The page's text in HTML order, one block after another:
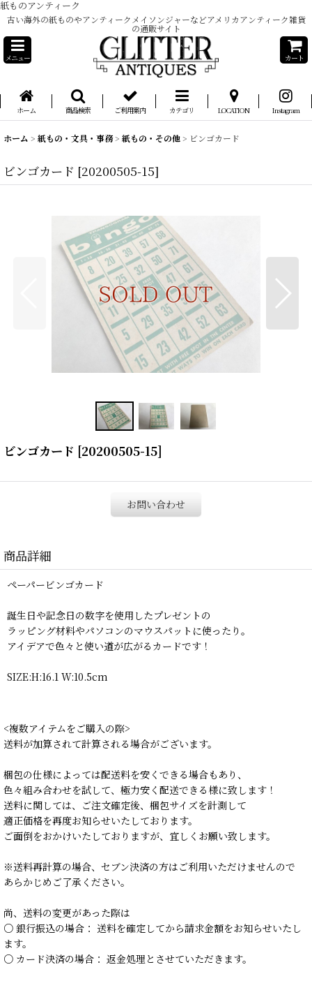
紙ものアンティーク
古い海外の紙ものやアンティークメイソンジャーなどアメリカアンティーク雑貨
の通販サイト
メニュー カート
ホーム 商品検索 ご利用案内 カテゴリ LOCATION Instagram
ホーム > 紙もの・文具・事務> 紙もの・その他> ビンゴカード
ビンゴカード [20200505-15]
ビンゴカード [20200505-15]
お問い合わせ
商品詳細
ペーパービンゴカード
誕生日や記念日の数字を使用したプレゼントの
ラッピング材料やパソコンのマウスパットに使ったり。
アイデアで色々と使い道が広がるカードです！
SIZE:H:16.1 W:10.5cm
<複数アイテムをご購入の際>
送料が加算されて計算される場合がございます。
梱包の仕様によっては配送料を安くできる場合もあり、
色々組み合わせを試して、極力安く配送できる様に致します！
送料に関しては、ご注文確定後、梱包サイズを計測して
適正価格を再度お知らせいたしております。
ご面倒をおかけいたしておりますが、宜しくお願い致します。
※送料再計算の場合、セブン決済の方はご利用いただけませんので
あらかじめご了承ください。
尚、送料の変更があった際は
○ 銀行振込の場合： 送料を確定してから請求金額をお知らせいたし
ます。
○ カード決済の場合： 返金処理とさせていただきます。